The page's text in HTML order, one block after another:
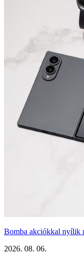
Bomba akciókkal nyílik
2026. 08. 06.